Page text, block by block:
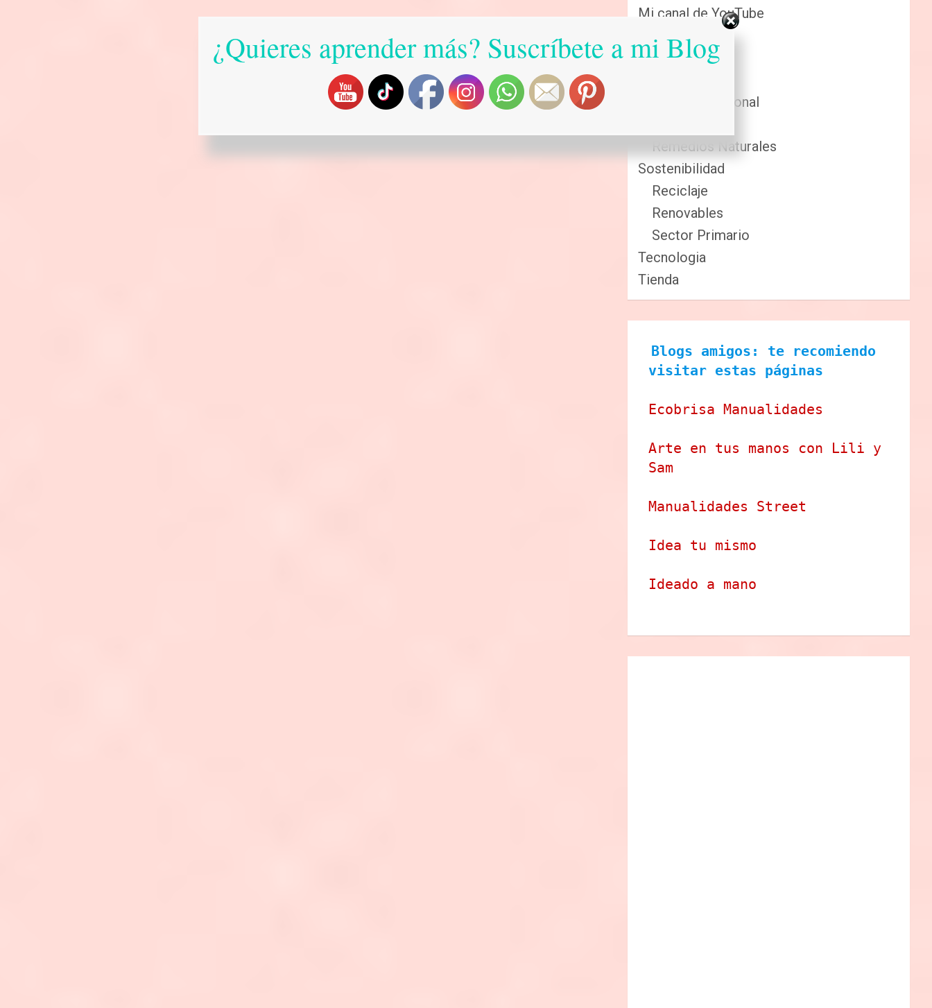
Mi canal de YouTube
Sabias que…
Salud
Cuidado Personal
Remedios Naturales
Sostenibilidad
Reciclaje
Renovables
Sector Primario
Tecnologia
Tienda
Blogs amigos: te recomiendo
visitar estas páginas
Ecobrisa Manualidades
Arte en tus manos con Lili y
Sam
Manualidades Street
Idea tu mismo
Ideado a mano
¿Quieres aprender más? Suscríbete a mi Blog